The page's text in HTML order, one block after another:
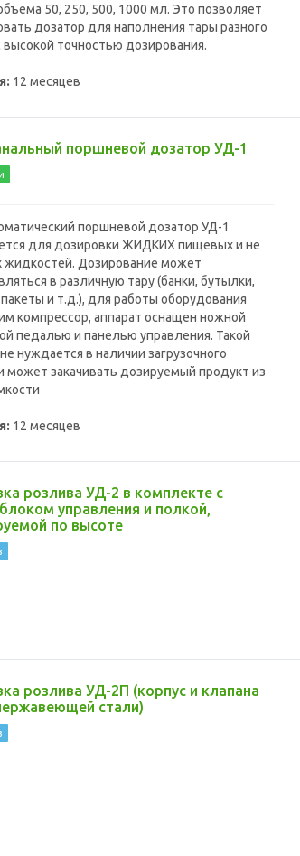
50, 250, 500, 1000 мл. Это позволяет
дозатор для наполнения тары разного
высокой точностью дозирования.
12 месяцев
поршневой дозатор УД-1
поршневой дозатор УД-1
для дозировки ЖИДКИХ пищевых и не
Дозирование может
в различную тару (банки, бутылки,
и т.д.), для работы оборудования
компрессор, аппарат оснащен ножной
педалью и панелью управления. Такой
нуждается в наличии загрузочного
может закачивать дозируемый продукт из
12 месяцев
розлива УД-2 в комплекте с
управления и полкой,
по высоте
розлива УД-2П (корпус и клапана
стали)